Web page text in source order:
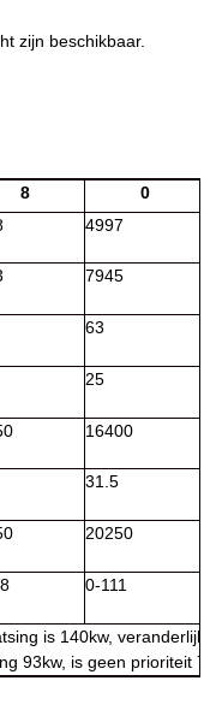
zijn beschikbaar.
8
0
4997
7945
63
25
16400
31.5
20250
0-111
is 140kw,
93kw, is geen prioriteit